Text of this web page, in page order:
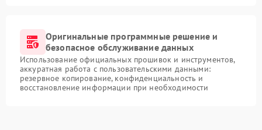
Оригинальные программные решение и
безопасное обслуживание данных
Использование официальных прошивок и инструментов,
аккуратная работа с пользовательскими данными:
резервное копирование, конфиденциальность и
восстановление информации при необходимости